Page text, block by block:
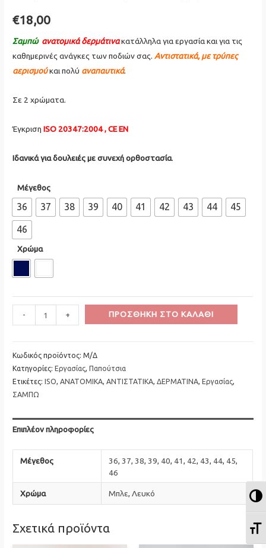
€18,00
Σαμπώ ανατομικά δερμάτινακατάλληλα για εργασία και για τις
καθημερινές ανάγκες των ποδιών σας.Αντιστατικά, με τρύπες
αερισμούκαι πολύ αναπαυτικά.
Σε 2 χρώματα.
ΈγκρισηISO 20347:2004 , CE EN
Ιδανικά για δουλειές με συνεχή ορθοστασία.
Μέγεθος
36 37 38 39 40 41 42 43 44 45
46
Χρώμα
Quantity
-
Ανατομικό
ποσότητα
Quantity
+ ΠΡΟΣΘΉΚΗ ΣΤΟ ΚΑΛΆΘΙ
Κωδικός προϊόντος:Μ/Δ
Κατηγορίες: Εργασίας, Παπούτσια
Ετικέτες: ISO,ΑΝΑΤΟΜΙΚΑ,ΑΝΤΙΣΤΑΤΙΚΑ,ΔΕΡΜΑΤΙΝΑ, Εργασίας,
ΣΑΜΠΩ
Επιπλέον πληροφορίες
Μέγεθος 36,37,38,39, 40, 41, 42, 43, 44, 45,
46
Χρώμα Μπλε,Λευκό
Σχετικά προϊόντα